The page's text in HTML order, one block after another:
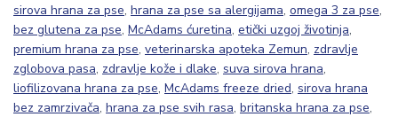
sirova hrana za pse, hrana za pse sa alergijama, omega 3 za pse,
bez glutena za pse, McAdams ćuretina, etički uzgoj životinja,
premium hrana za pse, veterinarska apoteka Zemun, zdravlje
zglobova pasa, zdravlje kože i dlake, suva sirova hrana,
liofilizovana hrana za pse, McAdams freeze dried, sirova hrana
bez zamrzivača, hrana za pse svih rasa, britanska hrana za pse,